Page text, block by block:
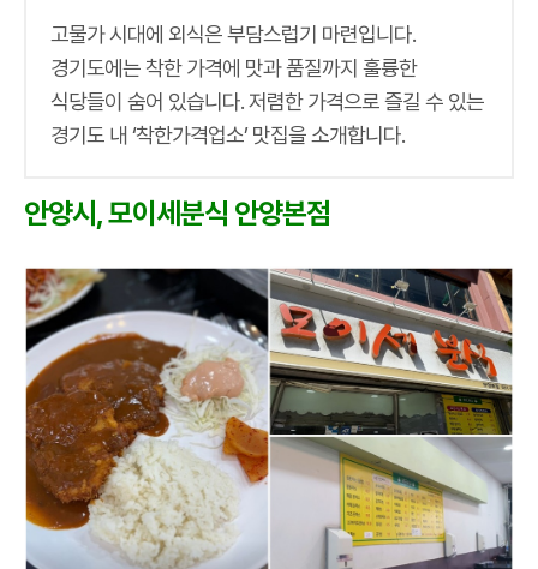
고물가 시대에 외식은 부담스럽기 마련입니다.
경기도에는 착한 가격에 맛과 품질까지 훌륭한
식당들이 숨어 있습니다. 저렴한 가격으로 즐길 수 있는
경기도 내 ‘착한가격업소’ 맛집을 소개합니다.
안양시, 모이세분식 안양본점